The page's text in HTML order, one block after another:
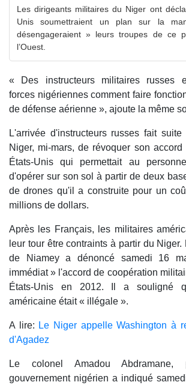
Les dirigeants militaires du Niger ont
Unis soumettraient un plan sur la
désengageraient » leurs troupes de ce
l’Ouest.
« Des instructeurs militaires russes
forces nigériennes comment faire
de défense aérienne », ajoute la même
L'arrivée d'instructeurs russes fait
Niger, mi-mars, de révoquer son
États-Unis qui permettait au
d'opérer sur son sol à partir de deux
de drones qu'il a construite pour un
millions de dollars.
Après les Français, les militaires
leur tour être contraints à partir du
de Niamey a dénoncé samedi 16
immédiat » l'accord de coopération
États-Unis en 2012. Il a souligné
américaine était « illégale ».
A lire: Le Niger appelle Washington à
d'Agadez
Le colonel Amadou Abdramane,
gouvernement nigérien a indiqué